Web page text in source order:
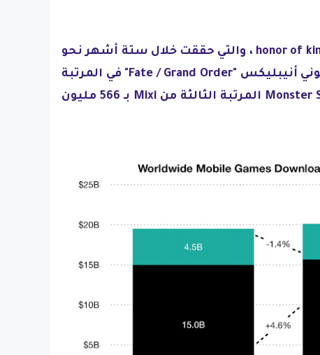
اللعبة الأكثر ربحية هي honor of kings game ، والتي حققت خلال ستة أشهر نحو
728 مليون دولار. وتأتي شركة سوني أنيبليكس "Fate / Grand Order" في المرتبة
الثانية بـ 628 مليون. احتل Monster Strike المرتبة الثالثة من Mixi بـ 566 مليون